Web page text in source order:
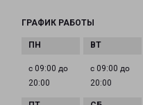
ГРАФИК РАБОТЫ
с 09:00 до
20:00
с 09:00 до
20:00